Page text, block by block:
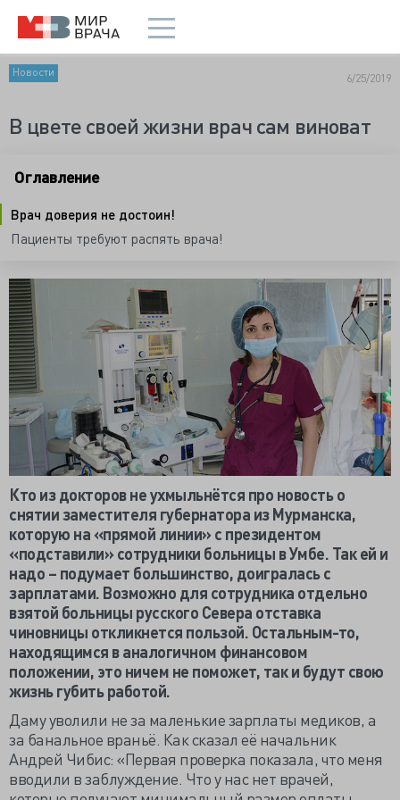
Новости 6/25/2019
В цвете своей жизни врач сам виноват
Оглавление
Врач доверия не достоин!
Пациенты требуют распять врача!
Кто из докторов не ухмыльнётся про новость о
снятии заместителя губернатора из Мурманска,
которую на «прямой линии» с президентом
«подставили» сотрудники больницы в Умбе. Так ей и
надо – подумает большинство, доигралась с
зарплатами. Возможно для сотрудника отдельно
взятой больницы русского Севера отставка
чиновницы откликнется пользой. Остальным-то,
находящимся в аналогичном финансовом
положении, это ничем не поможет, так и будут свою
жизнь губить работой.
Даму уволили не за маленькие зарплаты медиков, а
за банальное враньё. Как сказал её начальник
Андрей Чибис: «Первая проверка показала, что меня
вводили в заблуждение. Что у нас нет врачей,